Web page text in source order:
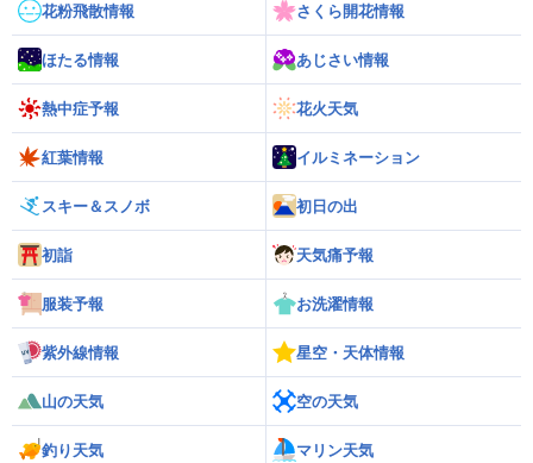
花粉飛散情報 さくら開花情報
ほたる情報 あじさい情報
熱中症予報 花火天気
紅葉情報 イルミネーション
スキー＆スノボ 初日の出
初詣 天気痛予報
服装予報 お洗濯情報
紫外線情報 星空・天体情報
山の天気 空の天気
釣り天気 マリン天気